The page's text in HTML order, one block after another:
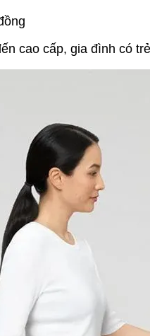
cao cấp, gia đình có